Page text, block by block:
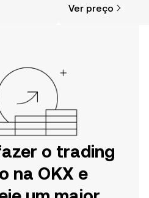
mais.
Ver preço
o trading
na OKX e